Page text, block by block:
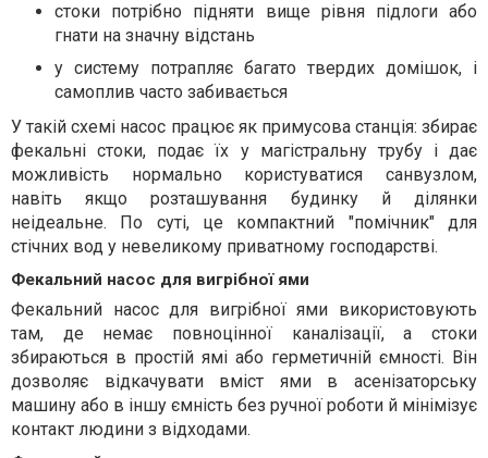
стоки потрібно підняти вище рівня підлоги або
гнати на значну відстань
у систему потрапляє багато твердих домішок, і
самоплив часто забивається
У такій схемі насос працює як примусова станція: збирає
фекальні стоки, подає їх у магістральну трубу і дає
можливість нормально користуватися санвузлом,
навіть якщо розташування будинку й ділянки
неідеальне. По суті, це компактний "помічник" для
стічних вод у невеликому приватному господарстві.
Фекальний насос для вигрібної ями
Фекальний насос для вигрібної ями використовують
там, де немає повноцінної каналізації, а стоки
збираються в простій ямі або герметичній ємності. Він
дозволяє відкачувати вміст ями в асенізаторську
машину або в іншу ємність без ручної роботи й мінімізує
контакт людини з відходами.